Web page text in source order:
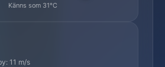
Känns som 31°C
11 m/s